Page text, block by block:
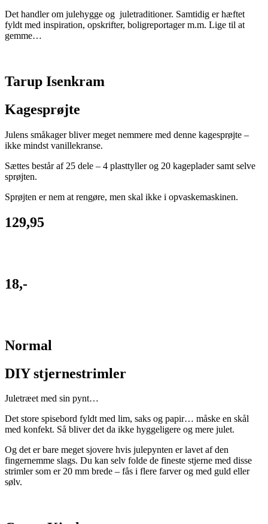
Det handler om julehygge og juletraditioner. Samtidig er hæftet
fyldt med inspiration, opskrifter, boligreportager m.m. Lige til at
gemme…
Tarup Isenkram
Kagesprøjte
Julens småkager bliver meget nemmere med denne kagesprøjte –
ikke mindst vanillekranse.
Sættes består af 25 dele – 4 plasttyller og 20 kageplader samt selve
sprøjten.
Sprøjten er nem at rengøre, men skal ikke i opvaskemaskinen.
129,95
18,-
Normal
DIY stjernestrimler
Juletræet med sin pynt…
Det store spisebord fyldt med lim, saks og papir… måske en skål
med konfekt. Så bliver det da ikke hyggeligere og mere julet.
Og det er bare meget sjovere hvis julepynten er lavet af den
fingernemme slags. Du kan selv folde de fineste stjerne med disse
strimler som er 20 mm brede – fås i flere farver og med guld eller
sølv.